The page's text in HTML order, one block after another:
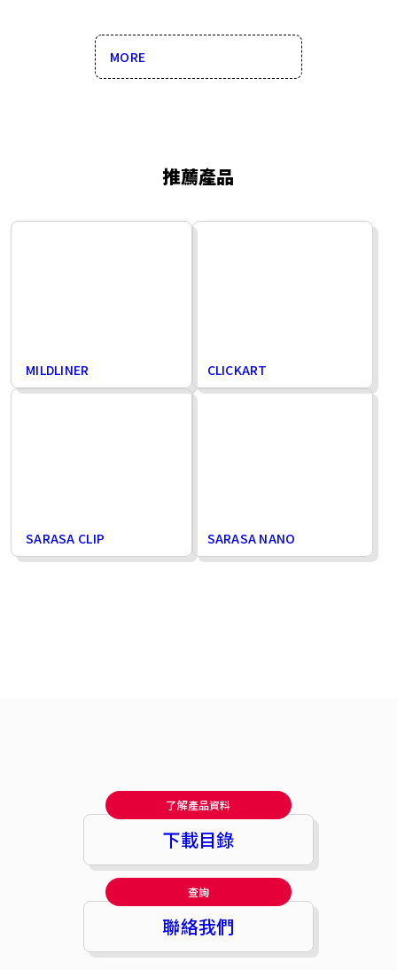
MORE
推薦產品
MILDLINER CLICKART
SARASA CLIP SARASA NANO
了解產品資料
下載目錄
查詢
聯絡我們